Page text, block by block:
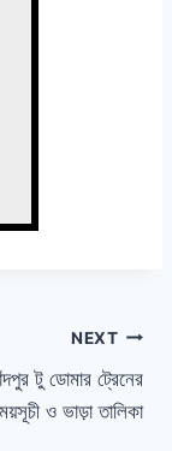
NEXT
টু ডোমার ট্রেনের
ও ভাড়া তালিকা